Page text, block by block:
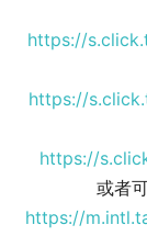
https://
https://
https://
或者
https://